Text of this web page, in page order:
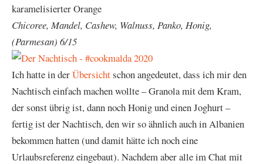
karamelisierter Orange
Chicoree, Mandel, Cashew, Walnuss, Panko, Honig,
(Parmesan) 6/15
Ich hatte in derÜbersichtschon angedeutet, dass ich mir den
Nachtisch einfach machen wollte – Granola mit dem Kram,
der sonst übrig ist, dann noch Honig und einen Joghurt –
fertig ist der Nachtisch, den wir so ähnlich auch in Albanien
bekommen hatten (und damit hätte ich noch eine
Urlaubsreferenz eingebaut). Nachdem aber alle im Chat mit